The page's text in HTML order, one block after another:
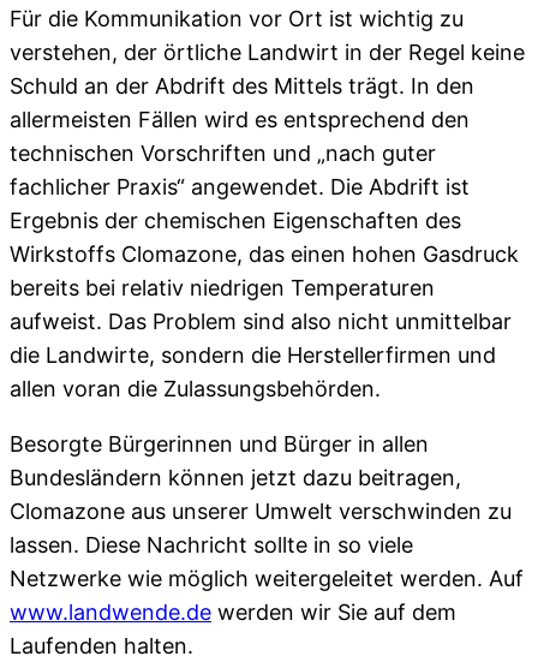
Für die Kommunikation vor Ort ist wichtig zu
verstehen, der örtliche Landwirt in der Regel keine
Schuld an der Abdrift des Mittels trägt. In den
allermeisten Fällen wird es entsprechend den
technischen Vorschriften und „nach guter
fachlicher Praxis“ angewendet. Die Abdrift ist
Ergebnis der chemischen Eigenschaften des
Wirkstoffs Clomazone, das einen hohen Gasdruck
bereits bei relativ niedrigen Temperaturen
aufweist. Das Problem sind also nicht unmittelbar
die Landwirte, sondern die Herstellerfirmen und
allen voran die Zulassungsbehörden.
Besorgte Bürgerinnen und Bürger in allen
Bundesländern können jetzt dazu beitragen,
Clomazone aus unserer Umwelt verschwinden zu
lassen. Diese Nachricht sollte in so viele
Netzwerke wie möglich weitergeleitet werden. Auf
www.landwende.de werden wir Sie auf dem
Laufenden halten.